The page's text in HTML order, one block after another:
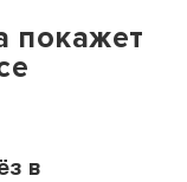
покажет
в